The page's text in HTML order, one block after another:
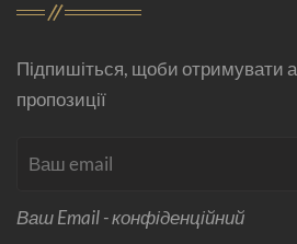
Підпишіться, щоби отримувати
пропозиції
Ваш Email - конфіденційний